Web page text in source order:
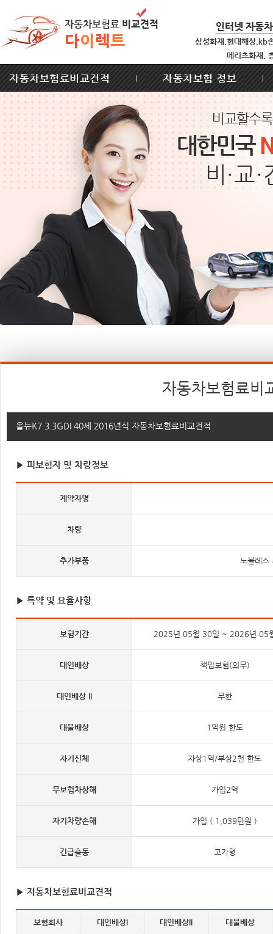
자동차보험료 비교견적
다이 렉트
인터넷 자동
삼성화재,현대해상,kb
메리츠화재,
자동차보험료비교견적 자동차보험 정보 |
자동차보험료비
올뉴K7 3.3GDI 40세 2016년식 자동차보험료비교견적
▶ 피보험자 및 차량정보
계약자명
차량
추가부품 노블레스
▶ 특약 및 요율사항
보험기간 2025년 05월 30일 ~ 2026년 05
대인배상 책임보험(의무)
대인배상 II 무한
대물배상 1억원 한도
자기신체 자상1억/부상2천 한도
무보험차상해 가입2억
자기차량손해 가입 ( 1,039만원 )
긴급출동 고가형
▶ 자동차보험료비교견적
보험회사 대인배상I 대인배상II 대물배상